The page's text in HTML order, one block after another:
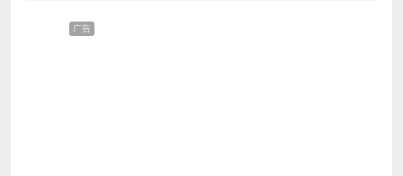
广告